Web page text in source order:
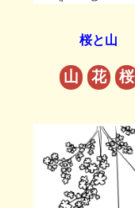
桜と山
山 花 桜